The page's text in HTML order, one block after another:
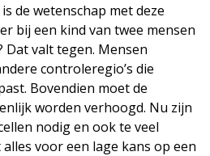
de wetenschap met deze
bij een kind van twee mensen
Dat valt tegen. Mensen
controleregio’s die
Bovendien moet de
worden verhoogd. Nu zijn
nodig en ook te veel
voor een lage kans op een